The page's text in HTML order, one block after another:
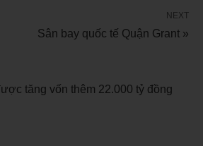
NEXT
Sân bay quốc tế Quận Grant »
tăng vốn thêm 22.000 tỷ đồng